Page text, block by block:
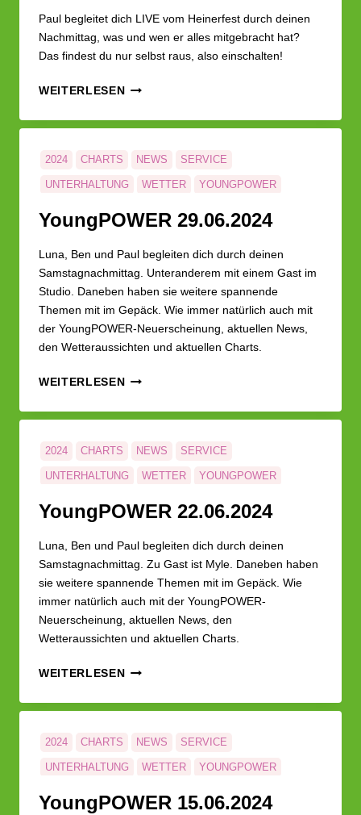
Paul begleitet dich LIVE vom Heinerfest durch deinen
Nachmittag, was und wen er alles mitgebracht hat?
Das findest du nur selbst raus, also einschalten!
WEITERLESENYOUNG­
06.07.2024
2024 CHARTS NEWS SERVICE
UNTERHALTUNG WETTER YOUNGPOWER
Young­POWER 29.06.2024
Luna, Ben und Paul begleiten dich durch deinen
Samstagnachmittag. Unteranderem mit einem Gast im
Studio. Daneben haben sie weitere spannende
Themen mit im Gepäck. Wie immer natürlich auch mit
der YoungPOWER-Neuerscheinung, aktuellen News,
den Wetteraussichten und aktuellen Charts.
WEITERLESENYOUNG­
29.06.2024
2024 CHARTS NEWS SERVICE
UNTERHALTUNG WETTER YOUNGPOWER
Young­POWER 22.06.2024
Luna, Ben und Paul begleiten dich durch deinen
Samstagnachmittag. Zu Gast ist Myle. Daneben haben
sie weitere spannende Themen mit im Gepäck. Wie
immer natürlich auch mit der YoungPOWER-
Neuerscheinung, aktuellen News, den
Wetteraussichten und aktuellen Charts.
WEITERLESENYOUNG­
22.06.2024
2024 CHARTS NEWS SERVICE
UNTERHALTUNG WETTER YOUNGPOWER
Young­POWER 15.06.2024